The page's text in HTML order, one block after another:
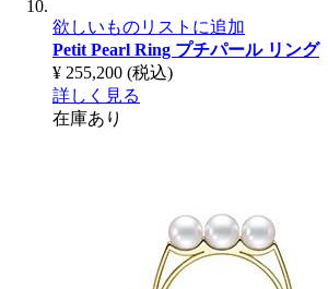
欲しいものリストに追加
Petit Pearl Ring プチパール リング
¥ 255,200 (税込)
詳しく見る
在庫あり